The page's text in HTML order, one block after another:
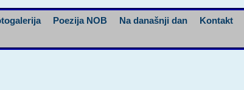
Poezija NOB Na današnji dan
Kontakt